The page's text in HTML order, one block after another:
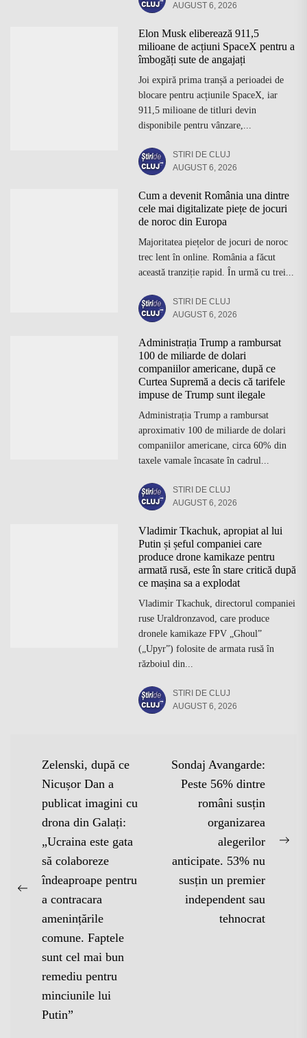
AUGUST 6, 2026
Elon Musk eliberează 911,5
milioane de acțiuni SpaceX pentru a
îmbogăți sute de angajați
Joi expiră prima tranșă a perioadei de
blocare pentru acțiunile SpaceX, iar
911,5 milioane de titluri devin
disponibile pentru vânzare,...
STIRI DE CLUJ
AUGUST 6, 2026
Cum a devenit România una dintre
cele mai digitalizate piețe de jocuri
de noroc din Europa
Majoritatea piețelor de jocuri de noroc
trec lent în online. România a făcut
această tranziție rapid. În urmă cu trei...
STIRI DE CLUJ
AUGUST 6, 2026
Administrația Trump a rambursat
100 de miliarde de dolari
companiilor americane, după ce
Curtea Supremă a decis că tarifele
impuse de Trump sunt ilegale
Administrația Trump a rambursat
aproximativ 100 de miliarde de dolari
companiilor americane, circa 60% din
taxele vamale încasate în cadrul...
STIRI DE CLUJ
AUGUST 6, 2026
Vladimir Tkachuk, apropiat al lui
Putin și șeful companiei care
produce drone kamikaze pentru
armată rusă, este în stare critică după
ce mașina sa a explodat
Vladimir Tkachuk, directorul companiei
ruse Uraldronzavod, care produce
dronele kamikaze FPV „Ghoul”
(„Upyr”) folosite de armata rusă în
războiul din...
STIRI DE CLUJ
AUGUST 6, 2026
Navigare
articole
Previous
Zelenski, după ce
Nicușor Dan a
publicat imagini cu
drona din Galați:
„Ucraina este gata
să colaboreze
îndeaproape pentru
a contracara
amenințările
comune. Faptele
sunt cel mai bun
remediu pentru
minciunile lui
Putin”
Sondaj Avangarde:
Peste 56% dintre
români susțin
organizarea
alegerilor
anticipate. 53% nu
susțin un premier
independent sau
tehnocrat